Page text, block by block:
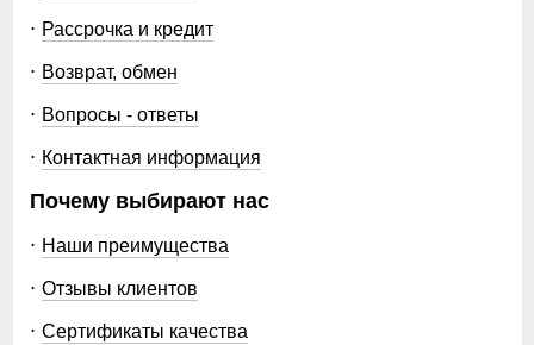
Рассрочка и кредит
Возврат, обмен
Вопросы - ответы
Контактная информация
Почему выбирают нас
Наши преимущества
Отзывы клиентов
Сертификаты качества